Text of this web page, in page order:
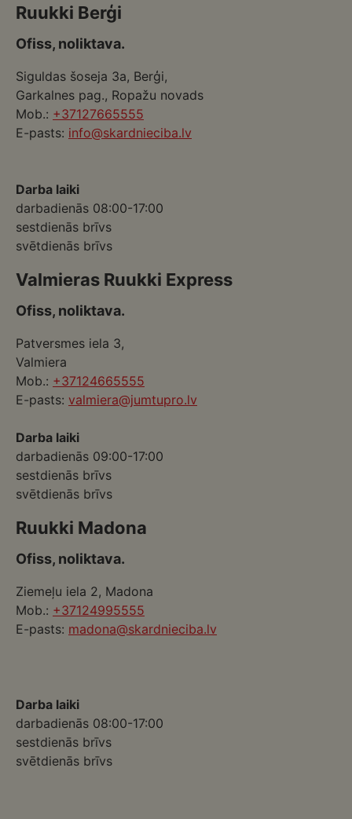
Ruukki Berģi
Ofiss, noliktava.
Siguldas šoseja 3a, Berģi,
Garkalnes pag., Ropažu novads
Mob.: +37127665555
E-pasts: info@skardnieciba.lv
Darba laiki
darbadienās 08:00-17:00
sestdienās brīvs
svētdienās brīvs
Valmieras Ruukki Express
Ofiss, noliktava.
Patversmes iela 3,
Valmiera
Mob.: +37124665555
E-pasts: valmiera@jumtupro.lv
Darba laiki
darbadienās 09:00-17:00
sestdienās brīvs
svētdienās brīvs
Ruukki Madona
Ofiss, noliktava.
Ziemeļu iela 2, Madona
Mob.: +37124995555
E-pasts: madona@skardnieciba.lv
Darba laiki
darbadienās 08:00-17:00
sestdienās brīvs
svētdienās brīvs